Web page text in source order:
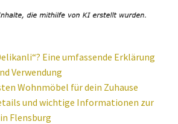
Eine umfassende Erklärung
Verwendung
Wohnmöbel für dein Zuhause
und wichtige Informationen zur
Flensburg